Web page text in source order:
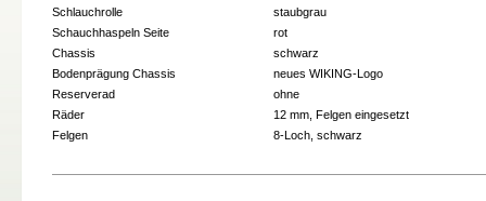
Schlauchrolle
staubgrau
Schauchhaspeln Seite
rot
Chassis
schwarz
Bodenprägung Chassis
neues WIKING-Logo
Reserverad
ohne
Räder
12 mm, Felgen eingesetzt
Felgen
8-Loch, schwarz